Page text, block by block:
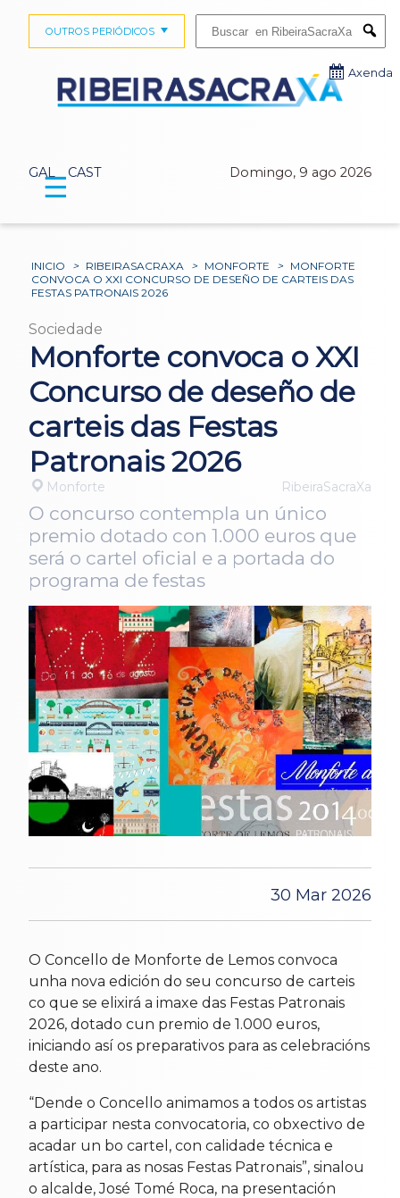
GAL CAST Domingo, 9 ago 2026
OUTROS PERIÓDICOS
Axenda
☰
INICIO > RIBEIRASACRAXA > MONFORTE > MONFORTE
CONVOCA O XXI CONCURSO DE DESEÑO DE CARTEIS DAS
FESTAS PATRONAIS 2026
Sociedade
Monforte convoca o XXI
Concurso de deseño de
carteis das Festas
Patronais 2026
Monforte RibeiraSacraXa
O concurso contempla un único
premio dotado con 1.000 euros que
será o cartel oficial e a portada do
programa de festas
30 Mar 2026
O Concello de Monforte de Lemos convoca
unha nova edición do seu concurso de carteis
co que se elixirá a imaxe das Festas Patronais
2026, dotado cun premio de 1.000 euros,
iniciando así os preparativos para as celebracións
deste ano.
“Dende o Concello animamos a todos os artistas
a participar nesta convocatoria, co obxectivo de
acadar un bo cartel, con calidade técnica e
artística, para as nosas Festas Patronais”, sinalou
o alcalde, José Tomé Roca, na presentación